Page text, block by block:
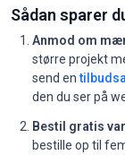
Sådan sparer
Anmod om
større projekt
send en
den du ser på
Bestil gratis
bestille op til